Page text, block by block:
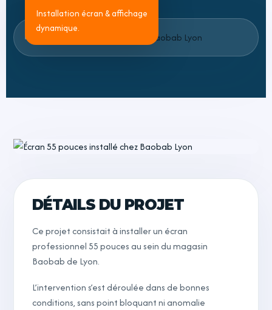
Installation écran & affichage
dynamique.
DÉTAILS DU PROJET
Ce projet consistait à installer un écran
professionnel 55 pouces au sein du magasin
Baobab de Lyon.
L’intervention s’est déroulée dans de bonnes
conditions, sans point bloquant ni anomalie